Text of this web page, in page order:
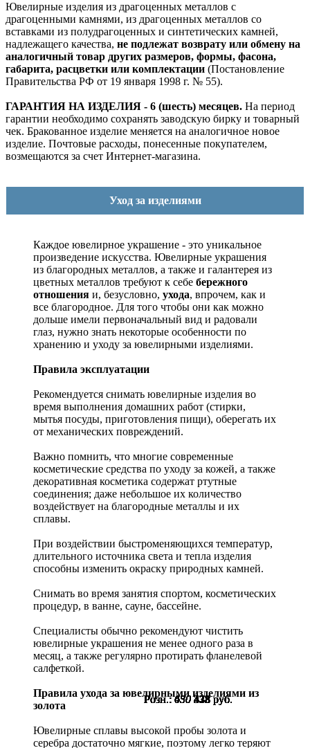
Розн.:450 338руб.
Розн.:450 338руб.
Розн.:450 338руб.
Розн.:450 338руб.
Розн.:450 338руб.
Розн.:450 338руб.
Розн.:450 338руб.
Розн.:450 338руб.
Розн.:630 473руб.
Розн.:630 473руб.
Розн.:630 473руб.
Розн.:630 473руб.
Розн.:630 473руб.
Розн.:630 473руб.
Розн.:630 473руб.
Розн.:630 473руб.
Розн.:630 473руб.
Ювелирные изделия из драгоценных металлов с
драгоценными камнями, из драгоценных металлов со
вставками из полудрагоценных и синтетических камней,
надлежащего качества, не подлежат возврату или обмену на
аналогичный товар других размеров, формы, фасона,
габарита, расцветки или комплектации (Постановление
Правительства РФ от 19 января 1998 г. № 55).
ГАРАНТИЯ НА ИЗДЕЛИЯ - 6 (шесть) месяцев. На период
гарантии необходимо сохранять заводскую бирку и товарный
чек. Бракованное изделие меняется на аналогичное новое
изделие. Почтовые расходы, понесенные покупателем,
возмещаются за счет Интернет-магазина.
Уход за изделиями
Каждое ювелирное украшение - это уникальное
произведение искусства. Ювелирные украшения
из благородных металлов, а также и галантерея из
цветных металлов требуют к себе бережного
отношения и, безусловно, ухода, впрочем, как и
все благородное. Для того чтобы они как можно
дольше имели первоначальный вид и радовали
глаз, нужно знать некоторые особенности по
хранению и уходу за ювелирными изделиями.
Правила эксплуатации
Рекомендуется снимать ювелирные изделия во
время выполнения домашних работ (стирки,
мытья посуды, приготовления пищи), оберегать их
от механических повреждений.
Важно помнить, что многие современные
косметические средства по уходу за кожей, а также
декоративная косметика содержат ртутные
соединения; даже небольшое их количество
воздействует на благородные металлы и их
сплавы.
При воздействии быстроменяющихся температур,
длительного источника света и тепла изделия
способны изменить окраску природных камней.
Снимать во время занятия спортом, косметических
процедур, в ванне, сауне, бассейне.
Специалисты обычно рекомендуют чистить
ювелирные украшения не менее одного раза в
месяц, а также регулярно протирать фланелевой
салфеткой.
Правила ухода за ювелирными изделиями из
золота
Ювелирные сплавы высокой пробы золота и
серебра достаточно мягкие, поэтому легко теряют